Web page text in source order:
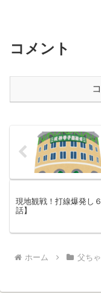
コメント
現地観戦！打線爆発し
話】
ホーム 父ち